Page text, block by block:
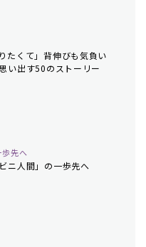
たくて」背伸びも気負い
い出す50のストーリー
先へ
ニ人間」の一歩先へ